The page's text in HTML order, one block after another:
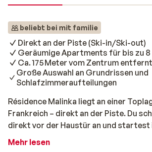
beliebt bei mit familie
Direkt an der Piste (Ski-in/Ski-out)
Geräumige Apartments für bis zu 8
Ca. 175 Meter vom Zentrum entfernt
Große Auswahl an Grundrissen und
Schlafzimmeraufteilungen
Résidence Malinka liegt an einer
Frankreich – direkt an der Piste. Du
direkt vor der Haustür an und startest
Tag voller Schneeabenteuer. Das
Mehr lesen